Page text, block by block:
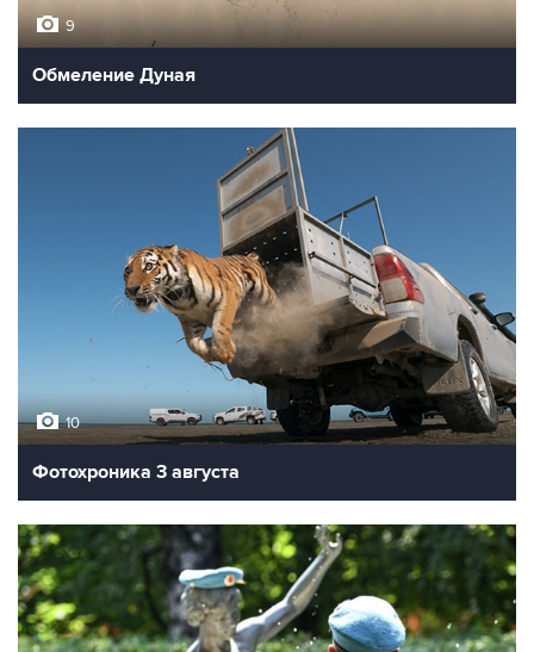
9
Обмеление Дуная
10
Фотохроника 3 августа